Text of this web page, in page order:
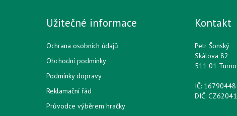
Užitečné informace
Ochrana osobních údajů
Obchodní podmínky
Podmínky dopravy
Reklamační řád
Průvodce výběrem hračky
Kontakt
Petr Šonský
Skálova 82
511 01
IČ: 16790448
DIČ: